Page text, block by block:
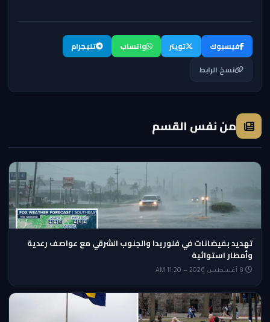
فيسبوك تويتر واتساب
تليجرام
نسخ الرابط
من نفس القسم
تهديد بفيضانات في فلوريدا والجنوب الشرقي مع عواصف رعدية
وأمطار استوائية